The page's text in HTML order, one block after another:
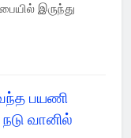
இருந்து
வந்த பயணி
வானில்